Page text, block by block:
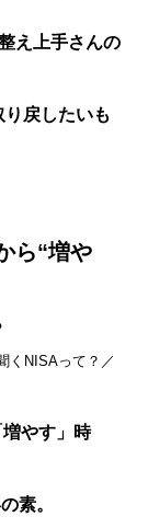
え上手さんの
戻したいも
ら“増や
くNISAって？／
やす」時
素。